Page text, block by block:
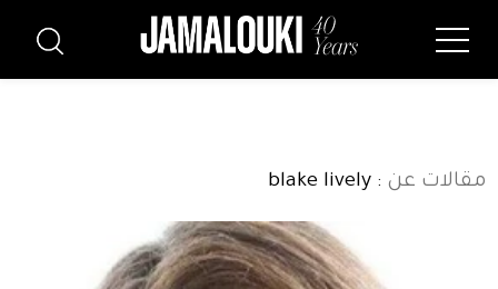
مقالات عن : blake lively